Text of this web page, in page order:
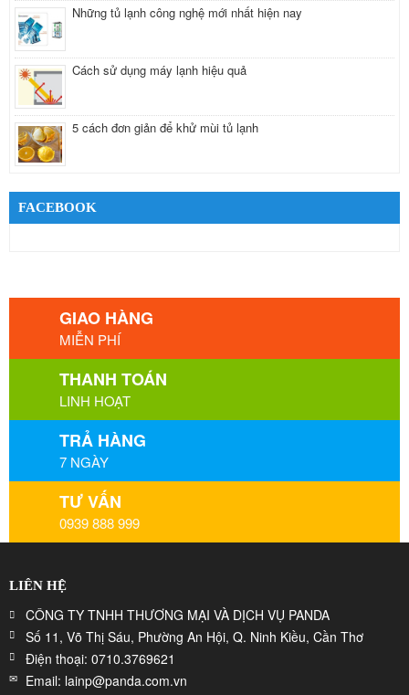
Những tủ lạnh công nghệ mới nhất hiện nay
Cách sử dụng máy lạnh hiệu quả
5 cách đơn giản để khử mùi tủ lạnh
FACEBOOK
GIAO HÀNG
MIỄN PHÍ
THANH TOÁN
LINH HOẠT
TRẢ HÀNG
7 NGÀY
TƯ VẤN
0939 888 999
LIÊN HỆ
CÔNG TY TNHH THƯƠNG MẠI VÀ DỊCH VỤ PANDA
Số 11, Võ Thị Sáu, Phường An Hội, Q. Ninh Kiều, Cần Thơ
Điện thoại: 0710.3769621
Email: lainp@panda.com.vn